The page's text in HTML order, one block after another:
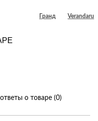
Гранд Verandaru
о товаре (0)